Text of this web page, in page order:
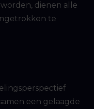
dienen alle
te
een gelaagde